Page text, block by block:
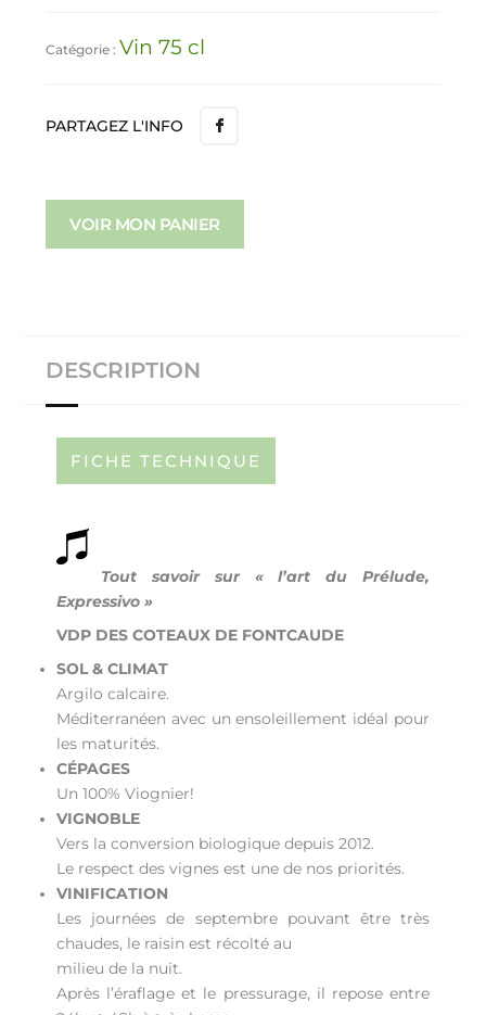
Catégorie : Vin 75 cl
PARTAGEZ L'INFO
VOIR MON PANIER
DESCRIPTION
FICHE TECHNIQUE
Tout savoir sur « l’art du Prélude,
Expressivo »
VDP DES COTEAUX DE FONTCAUDE
SOL & CLIMAT
Argilo calcaire.
Méditerranéen avec un ensoleillement idéal pour
les maturités.
CÉPAGES
Un 100% Viognier!
VIGNOBLE
Vers la conversion biologique depuis 2012.
Le respect des vignes est une de nos priorités.
VINIFICATION
Les journées de septembre pouvant être très
chaudes, le raisin est récolté au
milieu de la nuit.
Après l’éraflage et le pressurage, il repose entre